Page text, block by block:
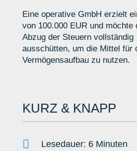
Eine operative GmbH erzielt
von 100.000 EUR und möchte
Abzug der Steuern vollständig
ausschütten, um die Mittel für
Vermögensaufbau zu nutzen.
KURZ & KNAPP
 Lesedauer: 6 Minuten